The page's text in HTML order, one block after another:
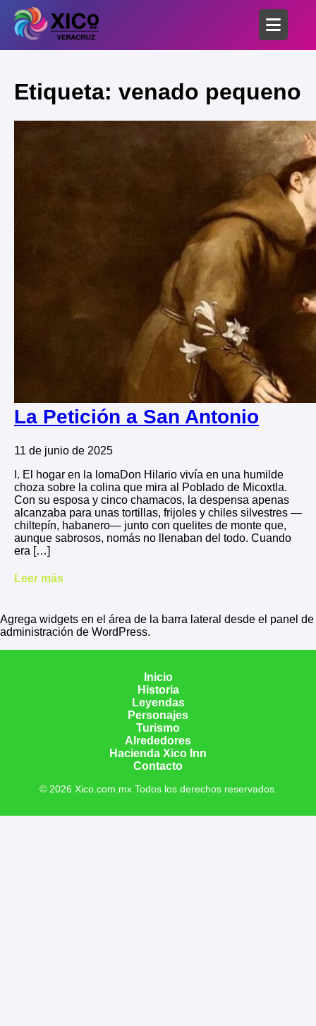
Etiqueta: venado pequeno
La Petición a San Antonio
11 de junio de 2025
I. El hogar en la lomaDon Hilario vivía en una humilde
choza sobre la colina que mira al Poblado de Micoxtla.
Con su esposa y cinco chamacos, la despensa apenas
alcanzaba para unas tortillas, frijoles y chiles silvestres —
chiltepín, habanero— junto con quelites de monte que,
aunque sabrosos, nomás no llenaban del todo. Cuando
era […]
Leer más
Agrega widgets en el área de la barra lateral desde el panel de
administración de WordPress.
Inicio
Historia
Leyendas
Personajes
Turismo
Alrededores
Hacienda Xico Inn
Contacto
© 2026 Xico.com.mx Todos los derechos reservados.